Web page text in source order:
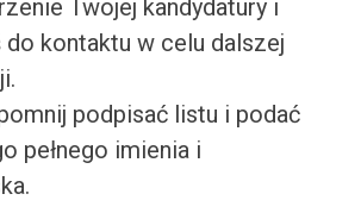
Twojej kandydatury i
do kontaktu w celu dalszej
podpisać listu i podać
pełnego imienia i